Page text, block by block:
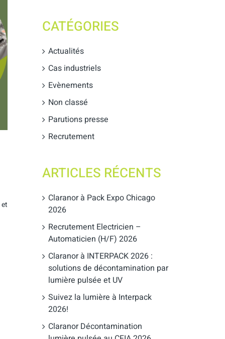
CATÉGORIES
Actualités
Cas industriels
Evènements
Non classé
Parutions presse
Recrutement
ARTICLES RÉCENTS
Claranor à Pack Expo Chicago
2026
Recrutement Electricien –
Automaticien (H/F) 2026
Claranor à INTERPACK 2026 :
solutions de décontamination par
lumière pulsée et UV
Suivez la lumière à Interpack
2026!
Claranor Décontamination